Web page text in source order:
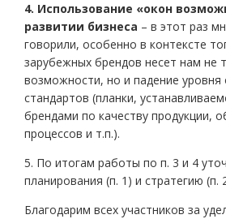
4. Использование «окон
развитии бизнеса – в этот раз
говорили, особенно в контексте
зарубежных брендов несет нам не
возможности, но и падение уровня
стандартов (планки,
брендами по качеству продукции,
процессов и т.п.).
5. По итогам работы по п. 3 и 4
планирования (п. 1) и стратегию (п.
Благодарим всех участников за